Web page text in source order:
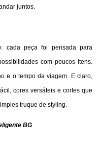
juntos.
cada peça foi pensada para
com poucos itens.
e o tempo da viagem. E claro,
cores versáteis e cortes que
truque de styling.
BG